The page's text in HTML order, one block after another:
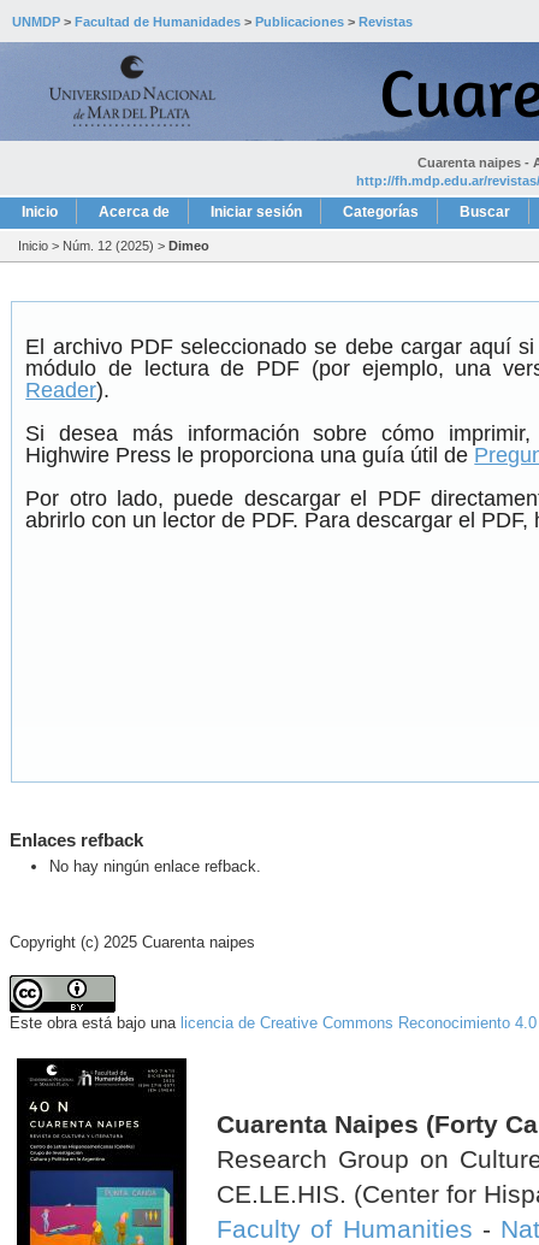
UNMDP > Facultad de Humanidades > Publicaciones > Revistas
Cuarenta naipes -
http://fh.mdp.edu.ar/
Inicio Acerca de Iniciar sesión Categorías Buscar
Inicio > Núm. 12 (2025) > Dimeo
El archivo PDF seleccionado se debe cargar aquí
módulo de lectura de PDF (por ejemplo, una
Reader).
Si desea más información sobre cómo
Highwire Press le proporciona una guía útil de
Por otro lado, puede descargar el PDF
abrirlo con un lector de PDF. Para descargar el
Enlaces refback
No hay ningún enlace refback.
Copyright (c) 2025 Cuarenta naipes
Este obra está bajo una licencia de Creative Commons Reconocimiento
Cuarenta Naipes (Forty
Research Group on
CE.LE.HIS. (Center for
Faculty of Humanities -